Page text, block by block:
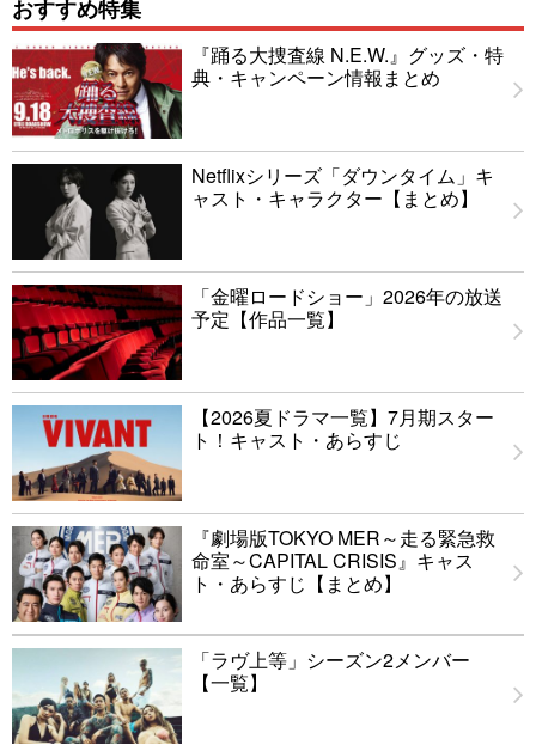
おすすめ特集
『踊る大捜査線 N.E.W.』グッズ・特
典・キャンペーン情報まとめ
Netflixシリーズ「ダウンタイム」キ
ャスト・キャラクター【まとめ】
「金曜ロードショー」2026年の放送
予定【作品一覧】
【2026夏ドラマ一覧】7月期スター
ト！キャスト・あらすじ
『劇場版TOKYO MER～走る緊急救
命室～CAPITAL CRISIS』キャス
ト・あらすじ【まとめ】
「ラヴ上等」シーズン2メンバー
【一覧】